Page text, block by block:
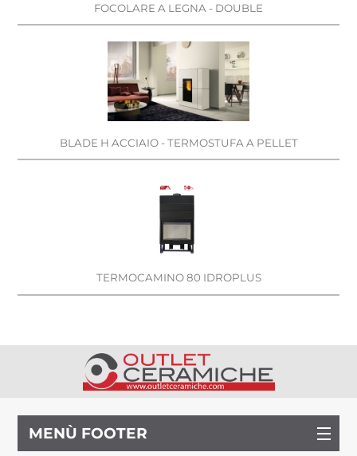
FOCOLARE A LEGNA - DOUBLE
BLADE H ACCIAIO - TERMOSTUFA A PELLET
TERMOCAMINO 80 IDROPLUS
MENÙ FOOTER